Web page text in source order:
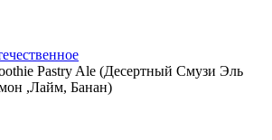
Pastry Ale (Десертный Смузи Эль
,Лайм, Банан)